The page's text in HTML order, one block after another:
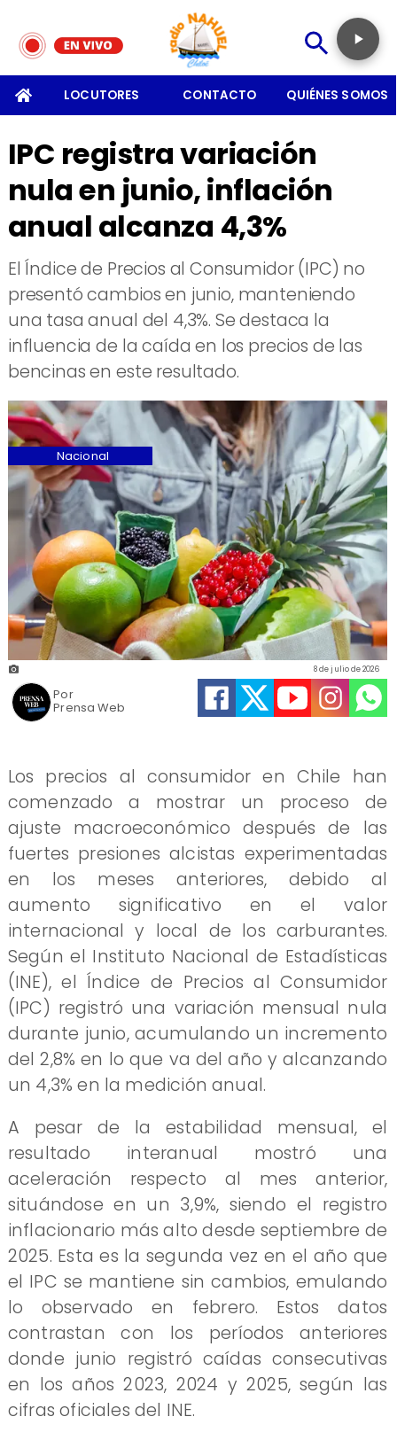
LOCUTORES CONTACTO QUIÉNES SOMOS
IPC registra variación
nula en junio, inflación
anual alcanza 4,3%
El Índice de Precios al Consumidor (IPC) no
presentó cambios en junio, manteniendo
una tasa anual del 4,3%. Se destaca la
influencia de la caída en los precios de las
bencinas en este resultado.
Prensa Web
8 de julio de 2026
Nacional
Por
Los precios al consumidor en Chile han
comenzado a mostrar un proceso de
ajuste macroeconómico después de las
fuertes presiones alcistas experimentadas
en los meses anteriores, debido al
aumento significativo en el valor
internacional y local de los carburantes.
Según el Instituto Nacional de Estadísticas
(INE), el Índice de Precios al Consumidor
(IPC) registró una variación mensual nula
durante junio, acumulando un incremento
del 2,8% en lo que va del año y alcanzando
un 4,3% en la medición anual.
A pesar de la estabilidad mensual, el
resultado interanual mostró una
aceleración respecto al mes anterior,
situándose en un 3,9%, siendo el registro
inflacionario más alto desde septiembre de
2025. Esta es la segunda vez en el año que
el IPC se mantiene sin cambios, emulando
lo observado en febrero. Estos datos
contrastan con los períodos anteriores
donde junio registró caídas consecutivas
en los años 2023, 2024 y 2025, según las
cifras oficiales del INE.